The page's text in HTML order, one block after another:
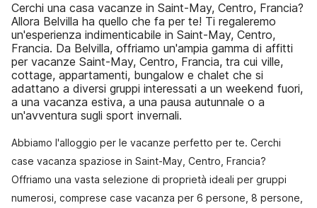
Cerchi una casa vacanze in Saint-May, Centro, Francia?
Allora Belvilla ha quello che fa per te! Ti regaleremo
un'esperienza indimenticabile in Saint-May, Centro,
Francia. Da Belvilla, offriamo un'ampia gamma di affitti
per vacanze Saint-May, Centro, Francia, tra cui ville,
cottage, appartamenti, bungalow e chalet che si
adattano a diversi gruppi interessati a un weekend fuori,
a una vacanza estiva, a una pausa autunnale o a
un'avventura sugli sport invernali.
Abbiamo l'alloggio per le vacanze perfetto per te. Cerchi
case vacanza spaziose in Saint-May, Centro, Francia?
Offriamo una vasta selezione di proprietà ideali per gruppi
numerosi, comprese case vacanza per 6 persone, 8 persone,